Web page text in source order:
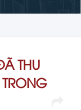
THU